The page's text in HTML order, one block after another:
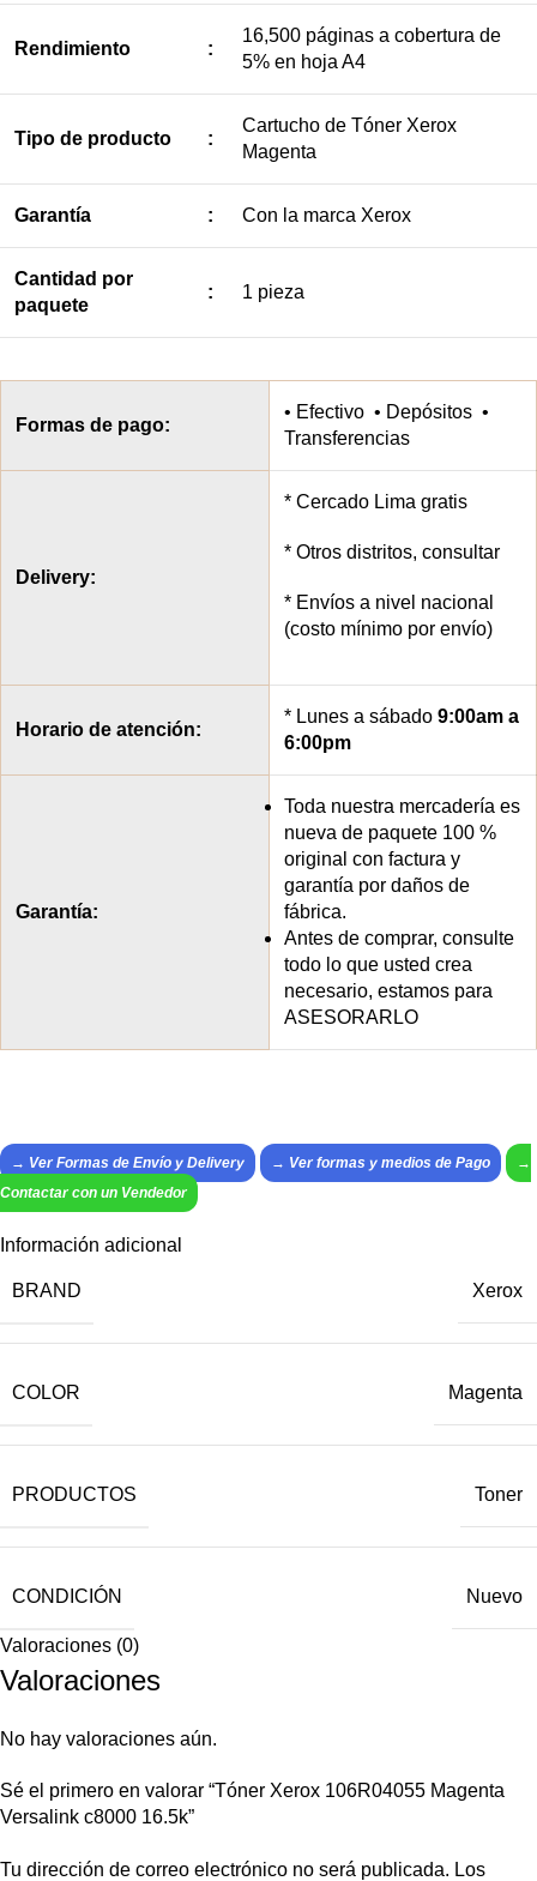
Rendimiento :
16,500 páginas a cobertura de
5% en hoja A4
Tipo de producto :
Cartucho de Tóner Xerox
Magenta
Garantía : Con la marca Xerox
Cantidad por
paquete
: 1 pieza
Formas de pago:
• Efectivo • Depósitos •
Transferencias
Delivery:
* Cercado Lima gratis
* Otros distritos, consultar
* Envíos a nivel nacional
(costo mínimo por envío)
Horario de atención:
* Lunes a sábado 9:00am a
6:00pm
Garantía:
Toda nuestra mercadería es
nueva de paquete 100 %
original con factura y
garantía por daños de
fábrica.
Antes de comprar, consulte
todo lo que usted crea
necesario, estamos para
ASESORARLO
→ Ver Formas de Envío y Delivery → Ver formas y medios de Pago
→
Contactar con un Vendedor
Información adicional
BRAND Xerox
COLOR Magenta
PRODUCTOS Toner
CONDICIÓN Nuevo
Valoraciones (0)
Valoraciones
No hay valoraciones aún.
Sé el primero en valorar “Tóner Xerox 106R04055 Magenta
Versalink c8000 16.5k”
Tu dirección de correo electrónico no será publicada. Los